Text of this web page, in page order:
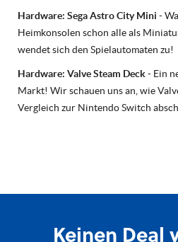
Hardware: Sega Astro City Mini -
Heimkonsolen schon alle als
wendet sich den Spielautomaten zu!
Hardware: Valve Steam Deck- Ein
Markt! Wir schauen uns an, wie
Vergleich zur Nintendo Switch
Keinen Deal